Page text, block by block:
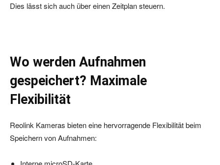
Dies lässt sich auch über einen Zeitplan steuern.
Wo werden Aufnahmen
gespeichert? Maximale
Flexibilität
Reolink Kameras bieten eine hervorragende Flexibilität beim
Speichern von Aufnahmen: